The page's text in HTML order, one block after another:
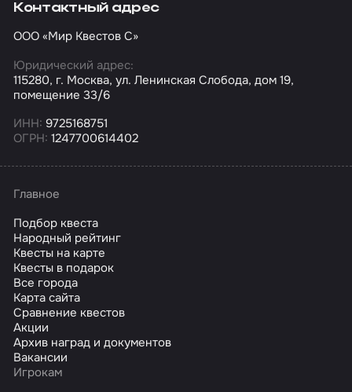
Контактный адрес
ООО «Мир Квестов С»
Юридический адрес:
115280, г. Москва, ул. Ленинская Слобода, дом 19,
помещение 33/6
ИНН: 9725168751
ОГРН: 1247700614402
Главное
Подбор квеста
Народный рейтинг
Квесты на карте
Квесты в подарок
Все города
Карта сайта
Сравнение квестов
Акции
Архив наград и документов
Вакансии
Игрокам